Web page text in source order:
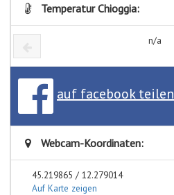
Temperatur Chioggia:
n/a
auf facebook teilen
Webcam-Koordinaten:
45.219865 / 12.279014
Auf Karte zeigen